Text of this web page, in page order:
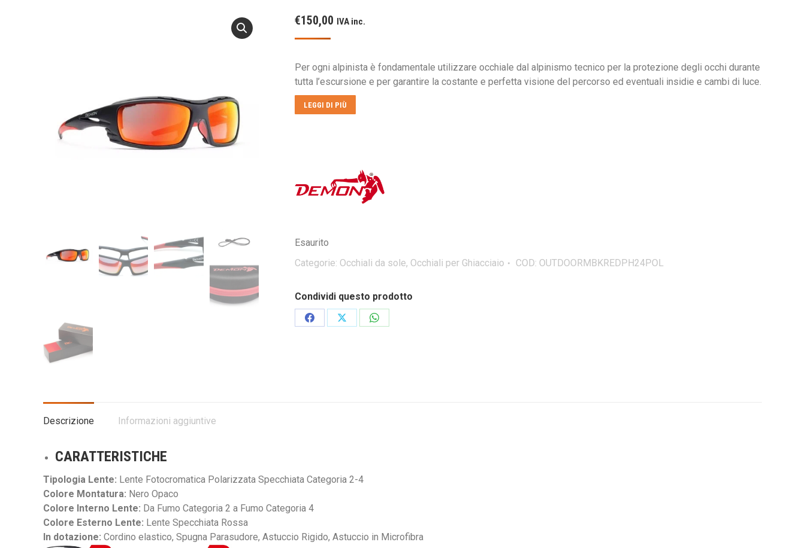
€150,00 IVA inc.
Per ogni alpinista è fondamentale utilizzare occhiale dal alpinismo tecnico per la protezione degli occhi durante
tutta l’escursione e per garantire la costante e perfetta visione del percorso ed eventuali insidie e cambi di luce.
LEGGI DI PIÙ
Esaurito
Categorie: Occhiali da sole, Occhiali per Ghiacciaio COD: OUTDOORMBKREDPH24POL
Condividi questo prodotto
CondividiCondividiCondividi
Descrizione Informazioni aggiuntive
CARATTERISTICHE
Tipologia Lente: Lente Fotocromatica Polarizzata Specchiata Categoria 2-4
Colore Montatura: Nero Opaco
Colore Interno Lente: Da Fumo Categoria 2 a Fumo Categoria 4
Colore Esterno Lente: Lente Specchiata Rossa
In dotazione: Cordino elastico, Spugna Parasudore, Astuccio Rigido, Astuccio in Microfibra